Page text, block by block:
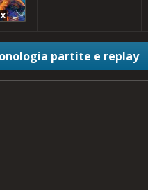
partite e replay